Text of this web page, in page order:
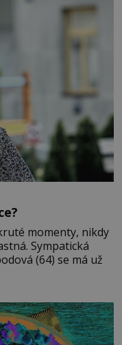
momenty, nikdy
(64) se má už